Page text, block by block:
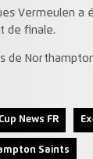
Vermeulen a
de finale.
de
News FR
Saints